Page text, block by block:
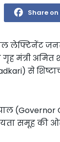
Share
लेफ्टिनेंट
गृह मंत्री
से
(Governor
समूह की